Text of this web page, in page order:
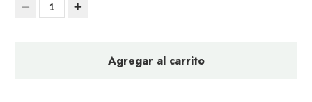
1
Agregar al carrito